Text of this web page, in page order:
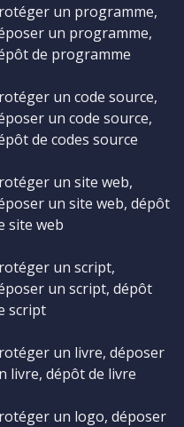
un programme,
un programme,
de programme
un code source,
un code source,
de codes source
un site web,
un site web, dépôt
site web
un script,
un script, dépôt
script
un livre, déposer
livre, dépôt de livre
un logo, déposer